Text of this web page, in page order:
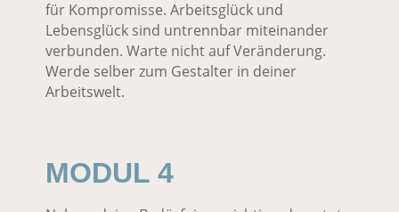
für Kompromisse. Arbeitsglück und
Lebensglück sind untrennbar miteinander
verbunden. Warte nicht auf Veränderung.
Werde selber zum Gestalter in deiner
Arbeitswelt.
MODUL 4